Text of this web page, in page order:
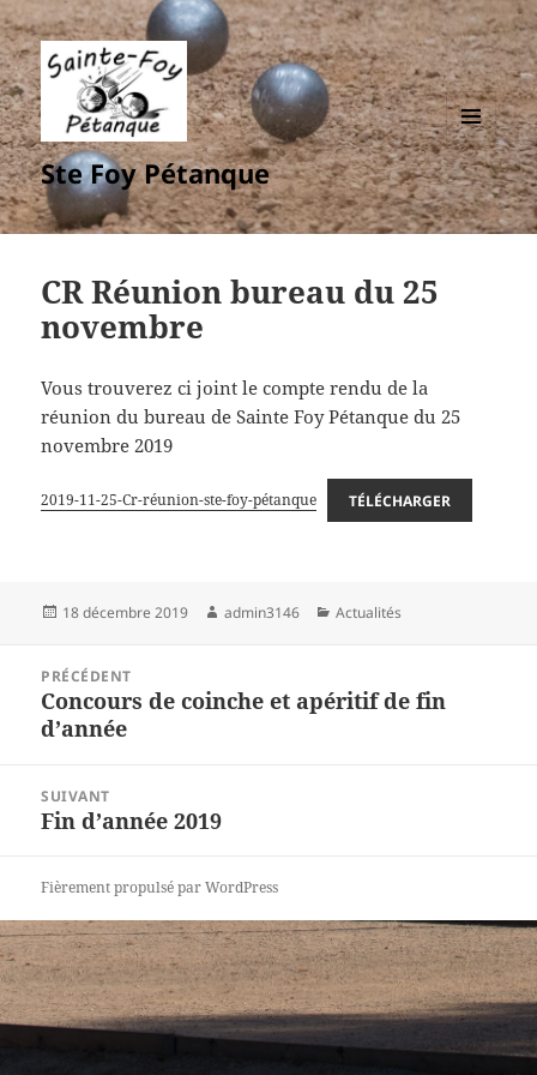
Ste Foy Pétanque
MENU
ET
WIDGETS
CR Réunion bureau du 25
novembre
Vous trouverez ci joint le compte rendu de la
réunion du bureau de Sainte Foy Pétanque du 25
novembre 2019
2019-11-25-Cr-réunion-ste-foy-pétanque TÉLÉCHARGER
Publié
18 décembre 2019 Auteur
admin3146 Catégories
Actualités
l’article
PRÉCÉDENT
Article
précédent :
Concours de coinche et apéritif de fin
d’année
SUIVANT
Article
Fin d’année 2019
Fièrement propulsé par WordPress